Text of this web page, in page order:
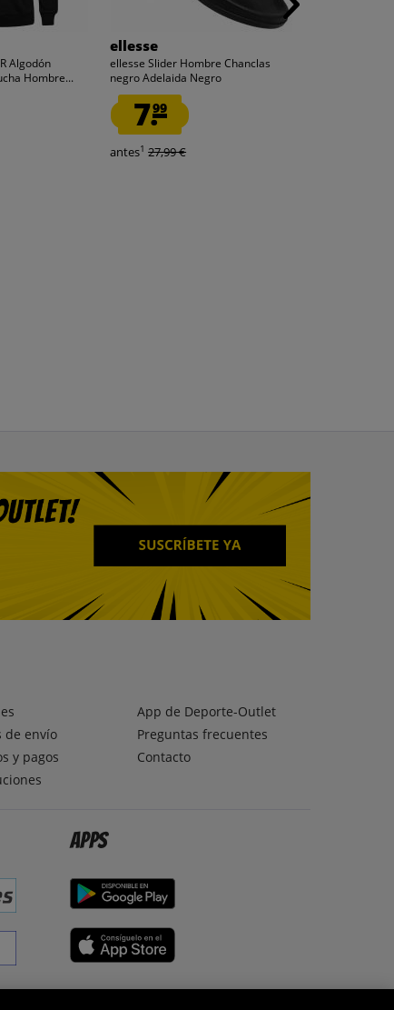
Algodón
Hombre...
ellesse
ellesse Slider Hombre Chanclas
negro Adelaida Negro
7.99
antes1 27,99 €
de envío
y pagos
App de Deporte-Outlet
Preguntas frecuentes
Contacto
Apps